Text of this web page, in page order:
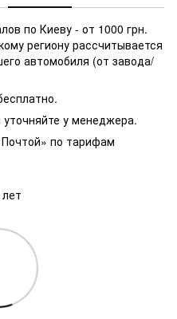
по Киеву - от 1000 грн.
региону рассчитывается
автомобиля (от завода/
у менеджера.
по тарифам